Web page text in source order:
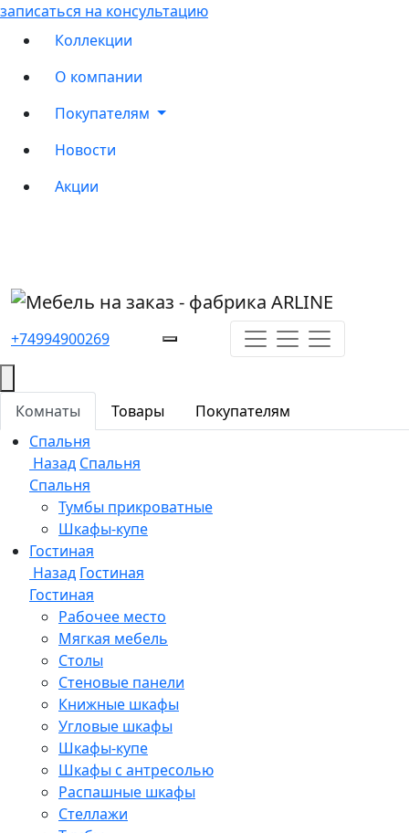
записаться на консультацию
Коллекции
О компании
Покупателям
Новости
Акции
+74994900269